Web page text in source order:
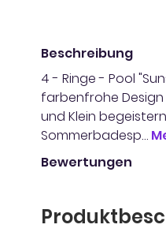
Beschreibung
4 - Ringe - Pool
farbenfrohe Design
und Klein
Sommerbadesp…
Bewertungen